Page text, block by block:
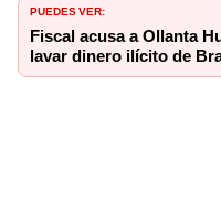
PUEDES VER:
Fiscal acusa a Ollanta
lavar dinero ilícito de